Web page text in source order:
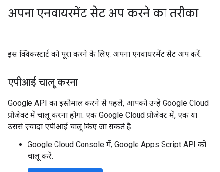
अपना एनवायरमेंट सेट अप करने का तरीका
इस क्विकस्टार्ट को पूरा करने के लिए, अपना एनवायरमेंट सेट अप करें.
एपीआई चालू करना
Google API का इस्तेमाल करने से पहले, आपको उन्हें Google Cloud
प्रोजेक्ट में चालू करना होगा. एक Google Cloud प्रोजेक्ट में, एक या
उससे ज़्यादा एपीआई चालू किए जा सकते हैं.
Google Cloud Console में, Google Apps Script API को
चालू करें.